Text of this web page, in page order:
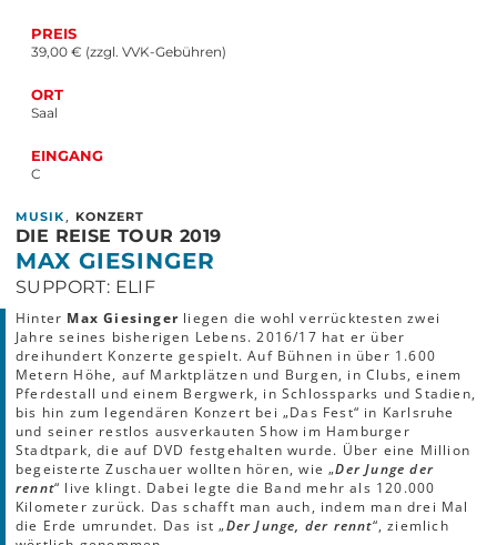
PREIS
39,00 € (zzgl. VVK-Gebühren)
ORT
Saal
EINGANG
C
MUSIK , KONZERT
DIE REISE TOUR 2019
MAX GIESINGER
SUPPORT: ELIF
Hinter Max Giesinger liegen die wohl verrücktesten zwei
Jahre seines bisherigen Lebens. 2016/17 hat er über
dreihundert Konzerte gespielt. Auf Bühnen in über 1.600
Metern Höhe, auf Marktplätzen und Burgen, in Clubs, einem
Pferdestall und einem Bergwerk, in Schlossparks und Stadien,
bis hin zum legendären Konzert bei „Das Fest“ in Karlsruhe
und seiner restlos ausverkauten Show im Hamburger
Stadtpark, die auf DVD festgehalten wurde. Über eine Million
begeisterte Zuschauer wollten hören, wie „Der Junge der
rennt“ live klingt. Dabei legte die Band mehr als 120.000
Kilometer zurück. Das schafft man auch, indem man drei Mal
die Erde umrundet. Das ist „Der Junge, der rennt“, ziemlich